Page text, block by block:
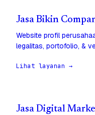
Jasa Bikin
Website profil
legalitas, portofolio, &
Lihat layanan →
Jasa Digital